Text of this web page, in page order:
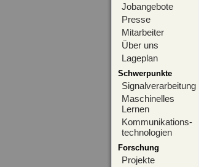
Jobangebote
Presse
Mitarbeiter
Über uns
Lageplan
Schwerpunkte
Signalverarbeitung
Maschinelles
Lernen
Kommunikations-
technologien
Forschung
Projekte